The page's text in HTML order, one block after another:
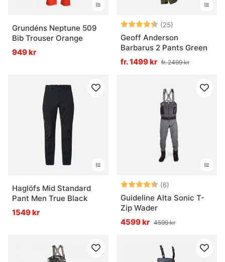
Grundéns Neptune 509
Bib Trouser Orange
949 kr
Betyg: (25)
Geoff Anderson
Barbarus 2 Pants Green
fr. 1499 kr fr. 2499 kr
Haglöfs Mid Standard
Pant Men True Black
1549 kr
Betyg: (6)
Guideline Alta Sonic T-
Zip Wader
4599 kr 4599 kr